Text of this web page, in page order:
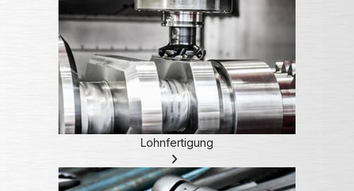
Lohnfertigung